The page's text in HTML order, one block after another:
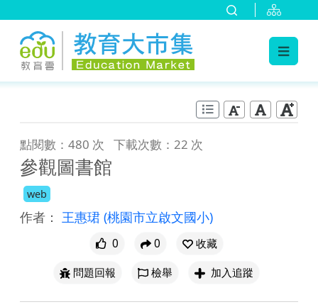
點閱數：480 次 下載次數：22 次
參觀圖書館
web
作者： 王惠珺 (桃園市立啟文國小)
0 0
收藏
問題回報
檢舉 加入追蹤